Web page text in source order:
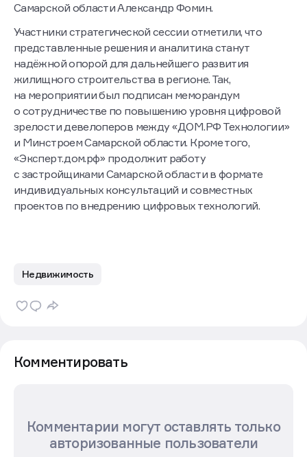
Самарской области Александр Фомин.
Участники стратегической сессии отметили, что
представленные решения и аналитика станут
надёжной опорой для дальнейшего развития
жилищного строительства в регионе. Так,
на мероприятии был подписан меморандум
о сотрудничестве по повышению уровня цифровой
зрелости девелоперов между «ДОМ.РФ Технологии»
и Минстроем Самарской области. Кроме того,
«Эксперт.дом.рф» продолжит работу
с застройщиками Самарской области в формате
индивидуальных консультаций и совместных
проектов по внедрению цифровых технологий.
Недвижимость
Комментировать
Комментарии могут оставлять только
авторизованные пользователи